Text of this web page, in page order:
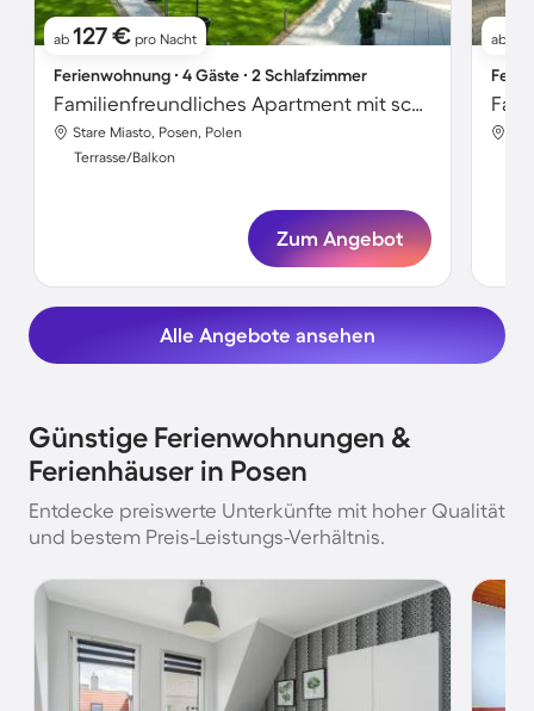
ab 127 € pro Nacht
Ferienwohnung ∙ 4 Gäste ∙ 2 Schlafzimmer
Familienfreundliches Apartment mit schnellem Internet
Stare Miasto, Posen, Polen
Terrasse/Balkon
Zum Angebot
ab
Alle Angebote ansehen
Günstige Ferienwohnungen &
Ferienhäuser in Posen
Entdecke preiswerte Unterkünfte mit hoher Qualität
und bestem Preis-Leistungs-Verhältnis.